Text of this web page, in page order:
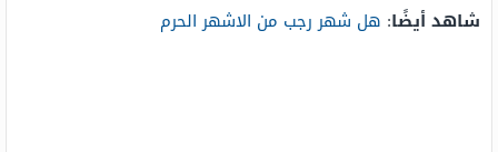
شاهد أيضًا: هل شهر رجب من الاشهر الحرم